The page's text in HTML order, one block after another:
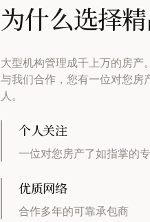
为什么选择精
大型机构管理成千上万的房产
与我们合作，您有一位对您房
人。
个人关注
一位对您房产了如指掌的
优质网络
合作多年的可靠承包商